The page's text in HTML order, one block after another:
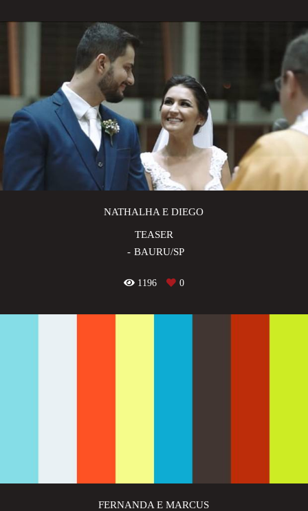
NATHALHA E DIEGO
TEASER
BAURU/SP
1196 0
FERNANDA E MARCUS